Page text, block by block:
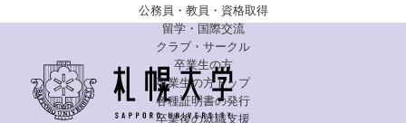
公務員・教員・資格取得
留学・国際交流
クラブ・サークル
卒業生の方
卒業生の方トップ
各種証明書の発行
卒業後の就職支援